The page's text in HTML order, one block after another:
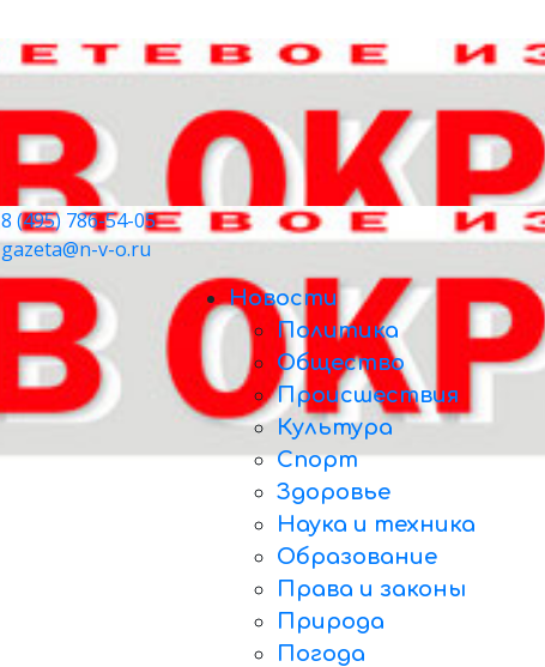
8 (495) 786-54-05
gazeta@n-v-o.ru
Новости
Политика
Общество
Происшествия
Культура
Спорт
Здоровье
Наука и техника
Образование
Права и законы
Природа
Погода